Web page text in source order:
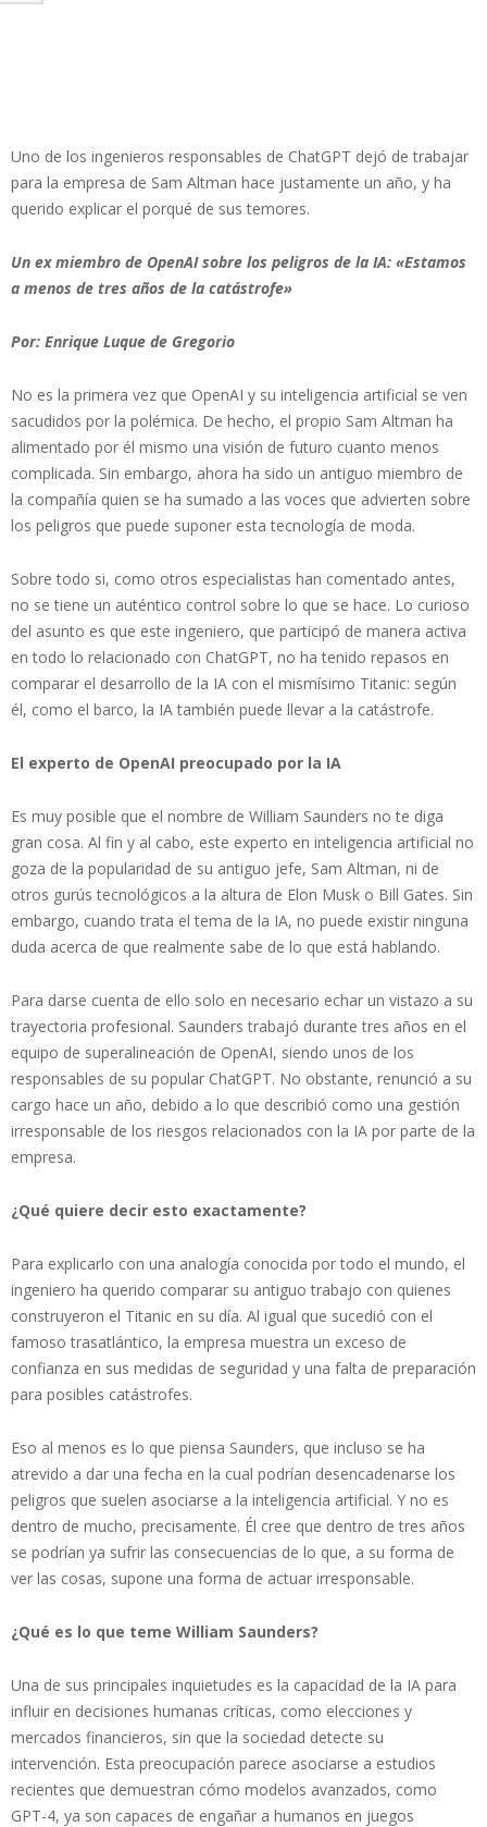
Uno de los ingenieros responsables de ChatGPT dejó de trabajar
para la empresa de Sam Altman hace justamente un año, y ha
querido explicar el porqué de sus temores.
Un ex miembro de OpenAI sobre los peligros de la IA: «Estamos
a menos de tres años de la catástrofe»
Por: Enrique Luque de Gregorio
No es la primera vez que OpenAI y su inteligencia artificial se ven
sacudidos por la polémica. De hecho, el propio Sam Altman ha
alimentado por él mismo una visión de futuro cuanto menos
complicada. Sin embargo, ahora ha sido un antiguo miembro de
la compañía quien se ha sumado a las voces que advierten sobre
los peligros que puede suponer esta tecnología de moda.
Sobre todo si, como otros especialistas han comentado antes,
no se tiene un auténtico control sobre lo que se hace. Lo curioso
del asunto es que este ingeniero, que participó de manera activa
en todo lo relacionado con ChatGPT, no ha tenido repasos en
comparar el desarrollo de la IA con el mismísimo Titanic: según
él, como el barco, la IA también puede llevar a la catástrofe.
El experto de OpenAI preocupado por la IA
Es muy posible que el nombre de William Saunders no te diga
gran cosa. Al fin y al cabo, este experto en inteligencia artificial no
goza de la popularidad de su antiguo jefe, Sam Altman, ni de
otros gurús tecnológicos a la altura de Elon Musk o Bill Gates. Sin
embargo, cuando trata el tema de la IA, no puede existir ninguna
duda acerca de que realmente sabe de lo que está hablando.
Para darse cuenta de ello solo en necesario echar un vistazo a su
trayectoria profesional. Saunders trabajó durante tres años en el
equipo de superalineación de OpenAI, siendo unos de los
responsables de su popular ChatGPT. No obstante, renunció a su
cargo hace un año, debido a lo que describió como una gestión
irresponsable de los riesgos relacionados con la IA por parte de la
empresa.
¿Qué quiere decir esto exactamente?
Para explicarlo con una analogía conocida por todo el mundo, el
ingeniero ha querido comparar su antiguo trabajo con quienes
construyeron el Titanic en su día. Al igual que sucedió con el
famoso trasatlántico, la empresa muestra un exceso de
confianza en sus medidas de seguridad y una falta de preparación
para posibles catástrofes.
Eso al menos es lo que piensa Saunders, que incluso se ha
atrevido a dar una fecha en la cual podrían desencadenarse los
peligros que suelen asociarse a la inteligencia artificial. Y no es
dentro de mucho, precisamente. Él cree que dentro de tres años
se podrían ya sufrir las consecuencias de lo que, a su forma de
ver las cosas, supone una forma de actuar irresponsable.
¿Qué es lo que teme William Saunders?
Una de sus principales inquietudes es la capacidad de la IA para
influir en decisiones humanas críticas, como elecciones y
mercados financieros, sin que la sociedad detecte su
intervención. Esta preocupación parece asociarse a estudios
recientes que demuestran cómo modelos avanzados, como
GPT-4, ya son capaces de engañar a humanos en juegos